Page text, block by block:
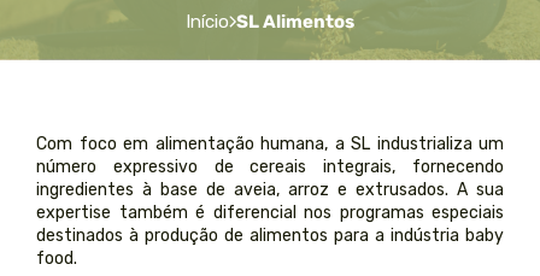
Início SL Alimentos
Com foco em alimentação humana, a SL industrializa um
número expressivo de cereais integrais, fornecendo
ingredientes à base de aveia, arroz e extrusados. A sua
expertise também é diferencial nos programas especiais
destinados à produção de alimentos para a indústria baby
food.